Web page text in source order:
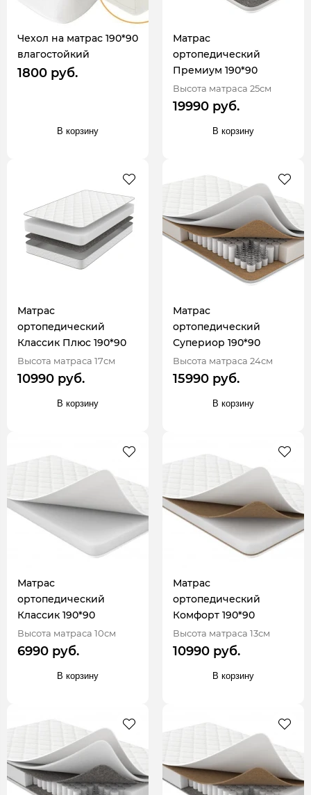
Чехол на матрас 190*90
влагостойкий
1800 руб.
В корзину
Матрас
ортопедический
Премиум 190*90
Высота матраса 25см
19990 руб.
В корзину
Матрас
ортопедический
Классик Плюс 190*90
Высота матраса 17см
10990 руб.
В корзину
Матрас
ортопедический
Супериор 190*90
Высота матраса 24см
15990 руб.
В корзину
Матрас
ортопедический
Классик 190*90
Высота матраса 10см
6990 руб.
В корзину
Матрас
ортопедический
Комфорт 190*90
Высота матраса 13см
10990 руб.
В корзину